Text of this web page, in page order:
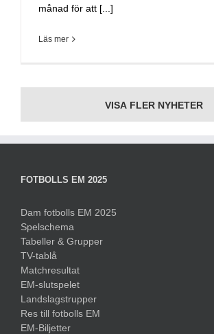
månad för att [...]
Läs mer
VISA FLER NYHETER
FOTBOLLS EM 2025
Dam fotbolls EM 2025
Spelschema
Tabeller & Grupper
TV-tablå
Matchresultat
EM-slutspelet
Landslagstrupper
Res till fotbolls EM
EM-Biljetter